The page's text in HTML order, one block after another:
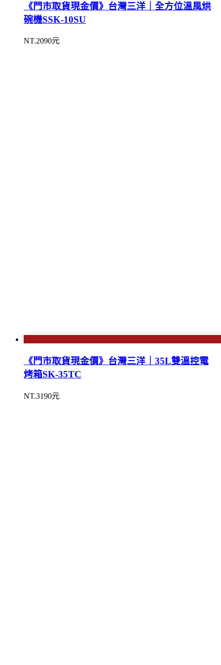
《門市取貨現金價》台灣三洋｜全方位溫風烘
碗機SSK-10SU
NT.2090元
《門市取貨現金價》台灣三洋｜35L雙溫控電
烤箱SK-35TC
NT.3190元